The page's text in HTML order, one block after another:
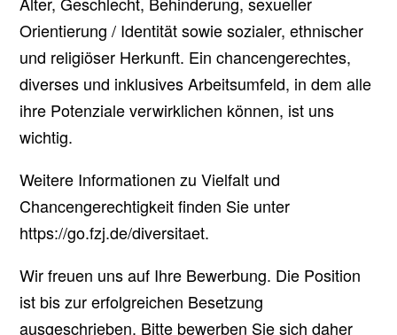
Orientierung / Identität sowie sozialer, ethnischer
und religiöser Herkunft. Ein chancengerechtes,
diverses und inklusives Arbeitsumfeld, in dem alle
ihre Potenziale verwirklichen können, ist uns
wichtig.
Weitere Informationen zu Vielfalt und
Chancengerechtigkeit finden Sie unter
https://go.fzj.de/diversitaet.
Wir freuen uns auf Ihre Bewerbung. Die Position
ist bis zur erfolgreichen Besetzung
ausgeschrieben. Bitte bewerben Sie sich daher